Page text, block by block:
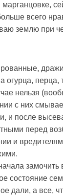
всего
землю при
огурца, перца,
нельзя
с них
и после
перед
и
замочить
состояние
дали, а все,